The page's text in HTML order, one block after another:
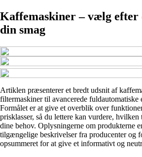
Kaffemaskiner – vælg efter
din smag
Artiklen præsenterer et bredt udsnit af
filtermaskiner til avancerede fuldautomatiske
Formålet er at give et overblik over
prisklasser, så du lettere kan vurdere, hvilken
dine behov. Oplysningerne om produkterne
tilgængelige beskrivelser fra producenter og
opsummeret for at give et informativt og